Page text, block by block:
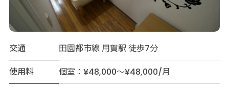
交通
田園都市線 用賀駅 徒歩7分
使用料
個室：¥48,000～¥48,000/月